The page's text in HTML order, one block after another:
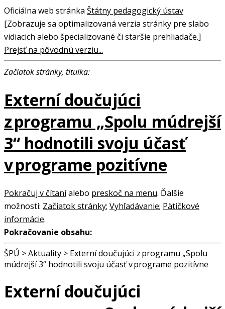
Oficiálna web stránka Štátny pedagogický ústav
[Zobrazuje sa optimalizovaná verzia stránky pre slabo
vidiacich alebo špecializované či staršie prehliadače.]
Prejsť na pôvodnú verziu...
Začiatok stránky, titulka:
Externí doučujúci
z programu „Spolu múdrejší
3“ hodnotili svoju účasť
v programe pozitívne
Pokračuj v čítaníalebo preskoč na menu. Ďalšie
možnosti: Začiatok stránky; Vyhľadávanie; Pätičkové
informácie.
Pokračovanie obsahu:
ŠPÚ >Aktuality > Externí doučujúci z programu „Spolu
múdrejší 3“ hodnotili svoju účasť v programe pozitívne
Externí doučujúci